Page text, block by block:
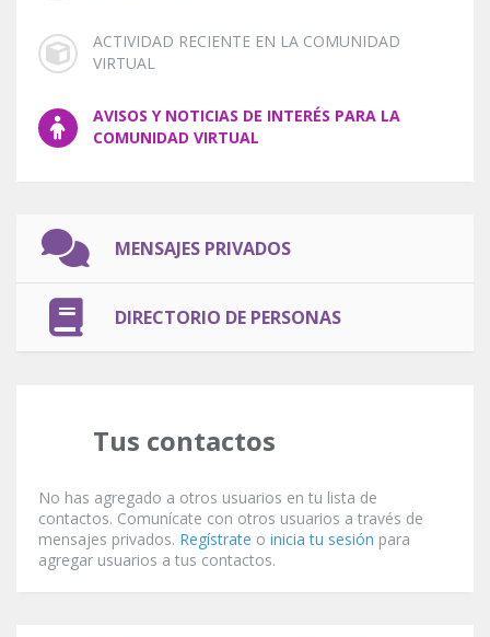
ACTIVIDAD RECIENTE EN LA COMUNIDAD
VIRTUAL
AVISOS Y NOTICIAS DE INTERÉS PARA LA
COMUNIDAD VIRTUAL
MENSAJES PRIVADOS
DIRECTORIO DE PERSONAS
Tus contactos
No has agregado a otros usuarios en tu lista de
contactos. Comunícate con otros usuarios a través de
mensajes privados. Regístrate o inicia tu sesión para
agregar usuarios a tus contactos.